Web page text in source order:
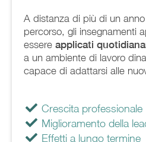
A distanza di più di un
percorso, gli insegnamenti
essere applicati
a un ambiente di lavoro
capace di adattarsi alle
Crescita professionale
Miglioramento della
Effetti a lungo termine